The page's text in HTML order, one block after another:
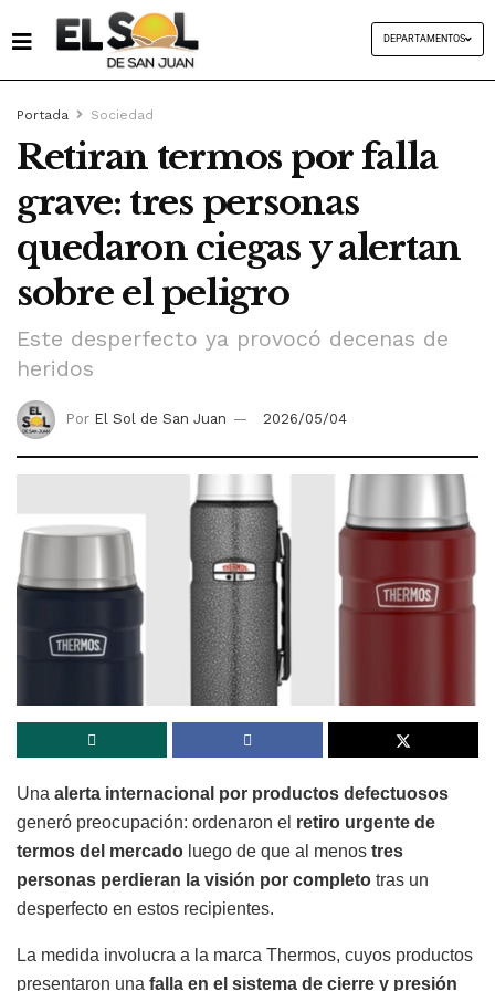
DEPARTAMENTOS
Portada Sociedad
Retiran termos por falla
grave: tres personas
quedaron ciegas y alertan
sobre el peligro
Este desperfecto ya provocó decenas de
heridos
Por El Sol de San Juan 2026/05/04
Una alerta internacional por productos defectuosos
generó preocupación: ordenaron el retiro urgente de
termos del mercado luego de que al menos tres
personas perdieran la visión por completo tras un
desperfecto en estos recipientes.
La medida involucra a la marca Thermos, cuyos productos
presentaron una falla en el sistema de cierre y presión